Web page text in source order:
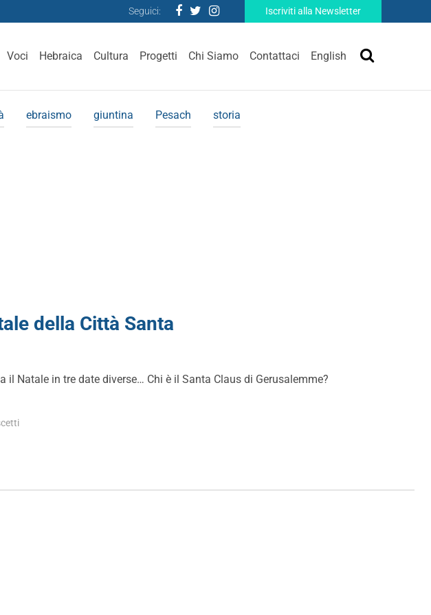
Seguici: Iscriviti alla Newsletter
Voci Hebraica Cultura Progetti Chi Siamo Contattaci English
ebraismo giuntina Pesach storia
della Città Santa
il Natale in tre date diverse… Chi è il Santa Claus di Gerusalemme?